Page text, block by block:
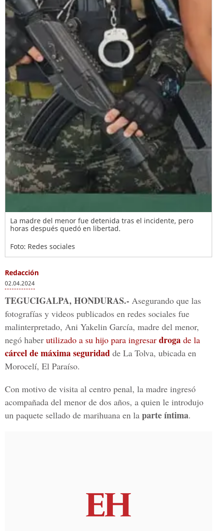
La madre del menor fue detenida tras el incidente, pero
horas después quedó en libertad.
Foto: Redes sociales
Redacción
02.04.2024
TEGUCIGALPA, HONDURAS.- Asegurando que las
fotografías y videos publicados en redes sociales fue
malinterpretado, Ani Yakelin García, madre del menor,
negó haber utilizado a su hijo para ingresar droga de la
cárcel de máxima seguridad de La Tolva, ubicada en
Morocelí, El Paraíso.
Con motivo de visita al centro penal, la madre ingresó
acompañada del menor de dos años, a quien le introdujo
un paquete sellado de marihuana en la parte íntima.